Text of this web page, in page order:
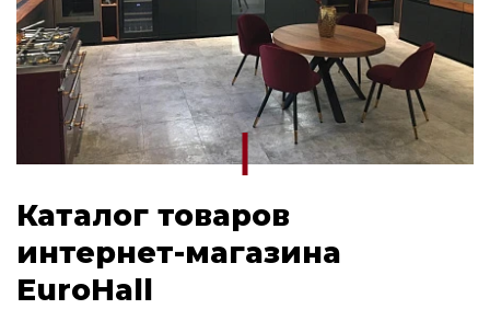
Каталог товаров
интернет-магазина
EuroHall